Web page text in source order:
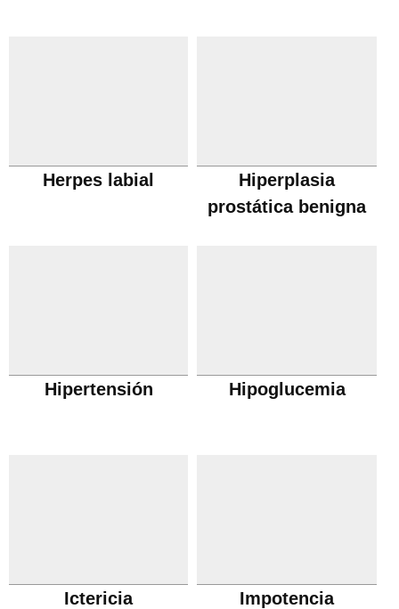
Herpes labial
Hiperplasia
prostática benigna
Hipertensión Hipoglucemia
Ictericia Impotencia